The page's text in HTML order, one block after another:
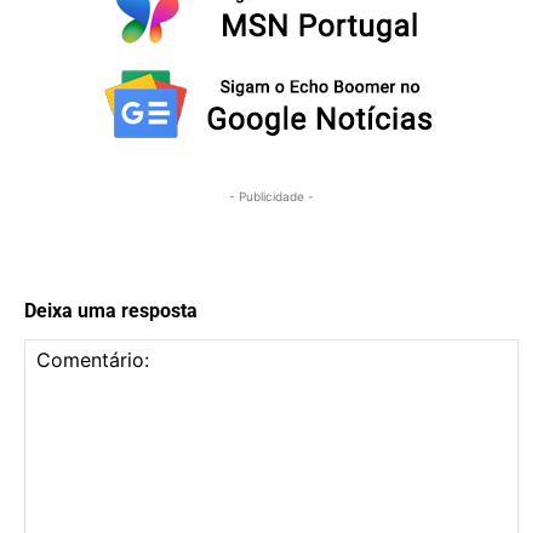
- Publicidade -
Deixa uma resposta